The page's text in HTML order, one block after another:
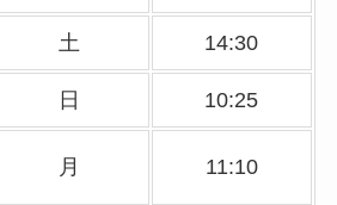
土 14:30
日 10:25
月 11:10